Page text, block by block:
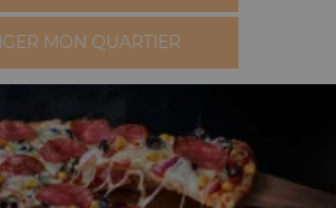
MON QUARTIER